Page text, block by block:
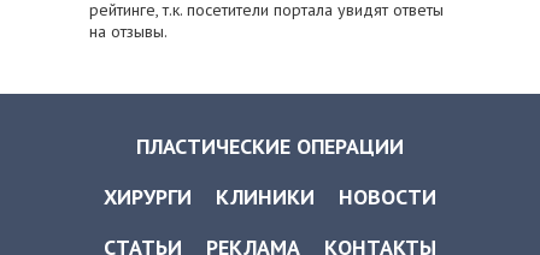
рейтинге, т.к. посетители портала увидят ответы
на отзывы.
ПЛАСТИЧЕСКИЕ ОПЕРАЦИИ
ХИРУРГИ
КЛИНИКИ
НОВОСТИ
СТАТЬИ
РЕКЛАМА КОНТАКТЫ